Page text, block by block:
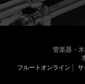
管楽器・
フルートオンライン サ